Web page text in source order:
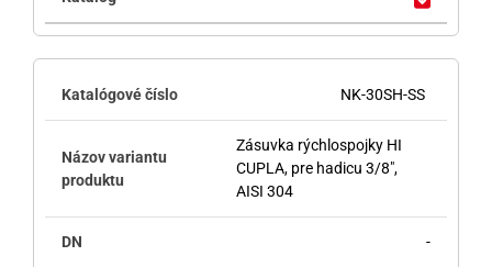
NK-30SH-SS
Zásuvka rýchlospojky HI
CUPLA, pre hadicu 3/8",
AISI 304
-